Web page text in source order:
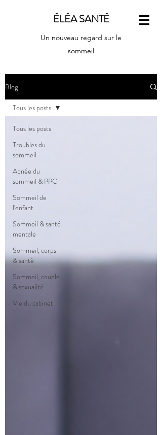
ÉLÉA SANTÉ
Un nouveau regard sur le
sommeil
Blog
Tous les posts
Troubles du
sommeil
Apnée du
sommeil & PPC
Sommeil de
l'enfant
Sommeil & santé
mentale
Sommeil, corps
& santé
Sommeil, couple
& sexualité
Vie du cabinet
Tous les posts